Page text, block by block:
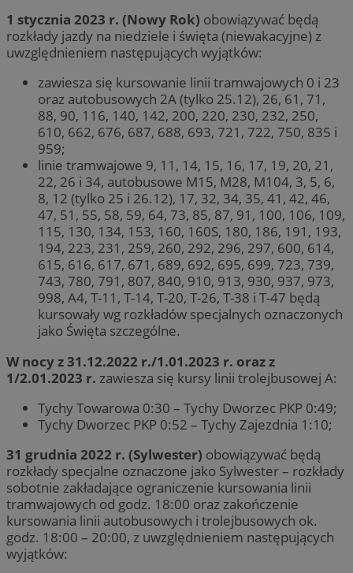
1 stycznia 2023 r. (Nowy Rok) obowiązywać będą
rozkłady jazdy na niedziele i święta (niewakacyjne) z
uwzględnieniem następujących wyjątków:
zawiesza się kursowanie linii tramwajowych 0 i 23
oraz autobusowych 2A (tylko 25.12), 26, 61, 71,
88, 90, 116, 140, 142, 200, 220, 230, 232, 250,
610, 662, 676, 687, 688, 693, 721, 722, 750, 835 i
959;
linie tramwajowe 9, 11, 14, 15, 16, 17, 19, 20, 21,
22, 26 i 34, autobusowe M15, M28, M104, 3, 5, 6,
8, 12 (tylko 25 i 26.12), 17, 32, 34, 35, 41, 42, 46,
47, 51, 55, 58, 59, 64, 73, 85, 87, 91, 100, 106, 109,
115, 130, 134, 153, 160, 160S, 180, 186, 191, 193,
194, 223, 231, 259, 260, 292, 296, 297, 600, 614,
615, 616, 617, 671, 689, 692, 695, 699, 723, 739,
743, 780, 791, 807, 840, 910, 913, 930, 937, 973,
998, A4, T-11, T-14, T-20, T-26, T-38 i T-47 będą
kursowały wg rozkładów specjalnych oznaczonych
jako Święta szczególne.
W nocy z 31.12.2022 r./1.01.2023 r. oraz z
1/2.01.2023 r. zawiesza się kursy linii trolejbusowej A:
Tychy Towarowa 0:30 – Tychy Dworzec PKP 0:49;
Tychy Dworzec PKP 0:52 – Tychy Zajezdnia 1:10;
31 grudnia 2022 r. (Sylwester) obowiązywać będą
rozkłady specjalne oznaczone jako Sylwester – rozkłady
sobotnie zakładające ograniczenie kursowania linii
tramwajowych od godz. 18:00 oraz zakończenie
kursowania linii autobusowych i trolejbusowych ok.
godz. 18:00 – 20:00, z uwzględnieniem następujących
wyjątków: